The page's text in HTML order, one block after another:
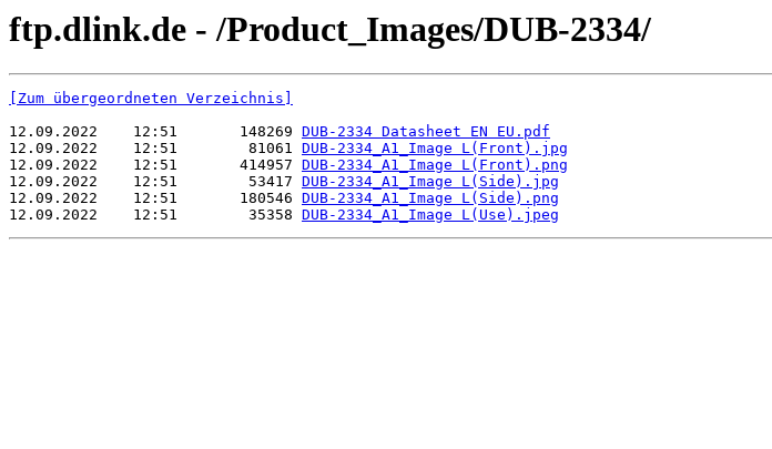
ftp.dlink.de - /Product_Images/DUB-2334/
[Zum übergeordneten Verzeichnis]
12.09.2022    12:51       148269 DUB-2334 Datasheet EN EU.pdf
12.09.2022    12:51        81061 DUB-2334_A1_Image L(Front).jpg
12.09.2022    12:51       414957 DUB-2334_A1_Image L(Front).png
12.09.2022    12:51        53417 DUB-2334_A1_Image L(Side).jpg
12.09.2022    12:51       180546 DUB-2334_A1_Image L(Side).png
12.09.2022    12:51        35358 DUB-2334_A1_Image L(Use).jpeg